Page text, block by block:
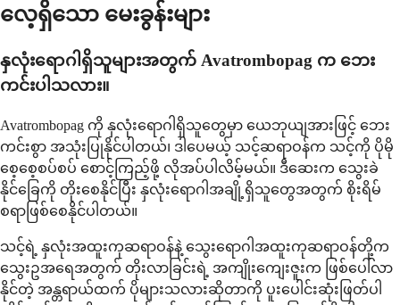
လေ့ရှိသော မေးခွန်းများ
နှလုံးရောဂါရှိသူများအတွက် Avatrombopag က ဘေး
ကင်းပါသလား။
Avatrombopag ကို နှလုံးရောဂါရှိသူတွေမှာ ယေဘုယျအားဖြင့် ဘေး
ကင်းစွာ အသုံးပြုနိုင်ပါတယ်၊ ဒါပေမယ့် သင့်ဆရာဝန်က သင့်ကို ပိုမို
စေ့စေ့စပ်စပ် စောင့်ကြည့်ဖို့ လိုအပ်ပါလိမ့်မယ်။ ဒီဆေးက သွေးခဲ
နိုင်ခြေကို တိုးစေနိုင်ပြီး နှလုံးရောဂါအချို့ရှိသူတွေအတွက် စိုးရိမ်
စရာဖြစ်စေနိုင်ပါတယ်။
သင့်ရဲ့ နှလုံးအထူးကုဆရာဝန်နဲ့ သွေးရောဂါအထူးကုဆရာဝန်တို့က
သွေးဥအရေအတွက် တိုးလာခြင်းရဲ့ အကျိုးကျေးဇူးက ဖြစ်ပေါ်လာ
နိုင်တဲ့ အန္တရာယ်ထက် ပိုများသလားဆိုတာကို ပူးပေါင်းဆုံးဖြတ်ပါ